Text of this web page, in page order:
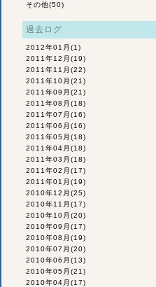
その他(50)
過去ログ
2012年01月 (1)
2011年12月 (19)
2011年11月 (22)
2011年10月 (21)
2011年09月 (21)
2011年08月 (18)
2011年07月 (16)
2011年06月 (16)
2011年05月 (18)
2011年04月 (18)
2011年03月 (18)
2011年02月 (17)
2011年01月 (19)
2010年12月 (25)
2010年11月 (17)
2010年10月 (20)
2010年09月 (17)
2010年08月 (19)
2010年07月 (20)
2010年06月 (13)
2010年05月 (21)
2010年04月 (17)